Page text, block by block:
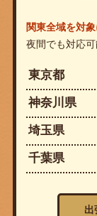
関東全域を対
夜間でも対応可
東京都
神奈川県
埼玉県
千葉県
出